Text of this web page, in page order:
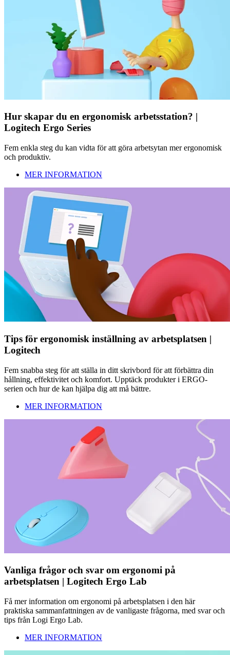
Hur skapar du en ergonomisk arbetsstation? |
Logitech Ergo Series
Fem enkla steg du kan vidta för att göra arbetsytan mer ergonomisk
och produktiv.
MER INFORMATION
Tips för ergonomisk inställning av arbetsplatsen |
Logitech
Fem snabba steg för att ställa in ditt skrivbord för att förbättra din
hållning, effektivitet och komfort. Upptäck produkter i ERGO-
serien och hur de kan hjälpa dig att må bättre.
MER INFORMATION
Vanliga frågor och svar om ergonomi på
arbetsplatsen | Logitech Ergo Lab
Få mer information om ergonomi på arbetsplatsen i den här
praktiska sammanfattningen av de vanligaste frågorna, med svar och
tips från Logi Ergo Lab.
MER INFORMATION